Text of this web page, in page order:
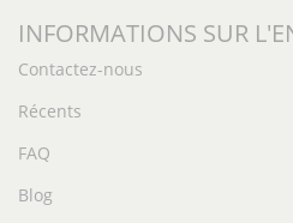
INFORMATIONS SUR
Contactez-nous
Récents
FAQ
Blog